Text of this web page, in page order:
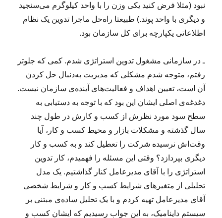
نبود (مثلا فرض کنید یکی وزن را با واحد کیلوگرم می‌سنجید
و دیگری با واحد پوند.) طبیعتا راه‌حل ماجرا تدوین یک نظام
اطلاعاتی یکپارچه برای کل سازمان بود.
ـ در سازمانی مشغول تدوین استراتژی شدم. کمی که جلوتر
رفتم، متوجه شدم مشکلی که مدیریت به‌دنبال حل کردن
آن است، تعیین اهداف و فعالیت‌های آینده‌ی سازمان نیست.
دغدغه‌ی اصلی ایشان این بود که با توجه به دستیابی به
سطح سود مورد نظرش از کسب و کارش در طول چند
سال گذشته و مشکلات بازار و محیط کسب و کار، آیا
وقت‌اش نرسیده شرکت را تعطیل کند و به کسب و کار
دیگری بپردازد؟ وقتی این مسئله را فهمیدم، کار تدوین
استراتژی را با آقای مدیرعامل کنار گذاشتیم. یک مدل
تحلیلی از متغیرهای شرایط کسب و کار و شرایط شخصی
آقای مدیرعامل تهیه کردم و با یک تحلیل ساده‌ی مبتنی بر
سیستم داینامیک، به این جواب رسیدیم که ایشان کسب و